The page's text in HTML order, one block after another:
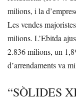
milions, i la
Les vendes
milions. L’Ebitda
2.836 milions, un
d’arrendaments va
“SÒLIDES